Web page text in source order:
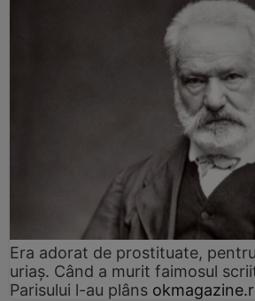
Era adorat de prostituate,
uriaș. Când a murit faimosul
Parisului l-au plâns